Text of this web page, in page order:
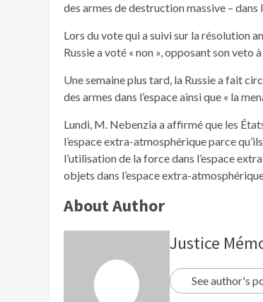
des armes de destruction massive –
Lors du vote qui a suivi sur la résolution
Russie a voté « non », opposant son veto
Une semaine plus tard, la Russie a fait
des armes dans l’espace ainsi que « la
Lundi, M. Nebenzia a affirmé que les
l’espace extra-atmosphérique parce
l’utilisation de la force dans l’espace
objets dans l’espace extra-
About Author
Justice
See author's